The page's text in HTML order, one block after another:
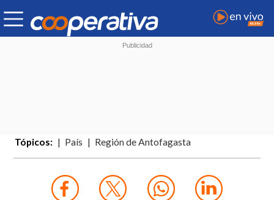
Tópicos: País Región de Antofagasta